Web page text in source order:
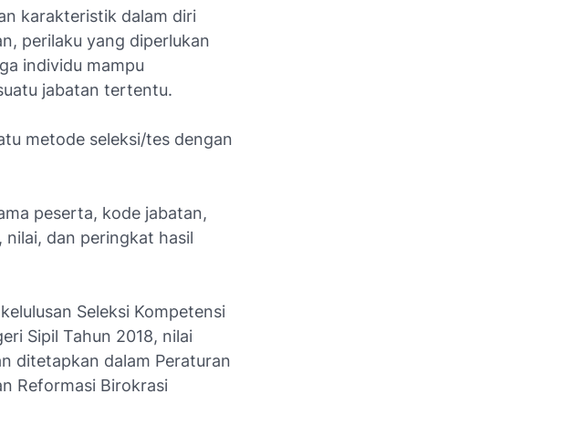
karakteristik dalam diri
perilaku yang diperlukan
individu mampu
jabatan tertentu.
metode seleksi/tes dengan
peserta, kode jabatan,
dan peringkat hasil
Seleksi Kompetensi
Sipil Tahun 2018, nilai
ditetapkan dalam Peraturan
Reformasi Birokrasi